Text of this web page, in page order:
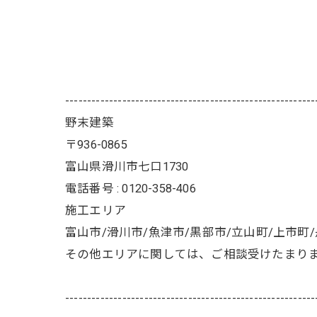
野末建築
〒936-0865
富山県滑川市七口1730
電話番号 : 0120-358-406
施工エリア
富山市/滑川市/魚津市/黒部市/立山町/上市町/
その他エリアに関しては、ご相談受けたまりま